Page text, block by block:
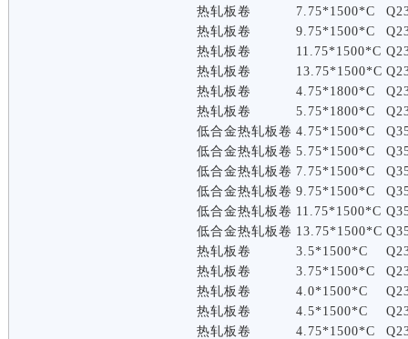
热轧板卷
7.75*1500*C
热轧板卷
9.75*1500*C
热轧板卷
11.75*1500*C
热轧板卷
13.75*1500*C
热轧板卷
4.75*1800*C
热轧板卷
5.75*1800*C
低合金热轧板卷 4.75*1500*C
低合金热轧板卷 5.75*1500*C
低合金热轧板卷 7.75*1500*C
低合金热轧板卷 9.75*1500*C
低合金热轧板卷 11.75*1500*C
低合金热轧板卷 13.75*1500*C
热轧板卷
3.5*1500*C
热轧板卷
3.75*1500*C
热轧板卷
4.0*1500*C
热轧板卷
4.5*1500*C
热轧板卷
4.75*1500*C